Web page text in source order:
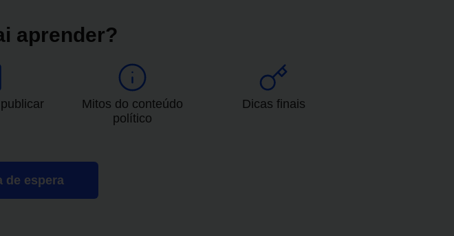
aprender?
Mitos do conteúdo
político
Dicas finais
de espera